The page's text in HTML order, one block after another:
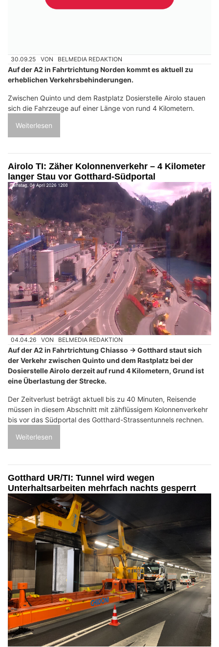
30.09.25 VON BELMEDIA REDAKTION
Auf der A2 in Fahrtrichtung Norden kommt es aktuell zu
erheblichen Verkehrsbehinderungen.
Zwischen Quinto und dem Rastplatz Dosierstelle Airolo stauen
sich die Fahrzeuge auf einer Länge von rund 4 Kilometern.
Weiterlesen
Airolo TI: Zäher Kolonnenverkehr – 4 Kilometer
langer Stau vor Gotthard-Südportal
04.04.26 VON BELMEDIA REDAKTION
Auf der A2 in Fahrtrichtung Chiasso → Gotthard staut sich
der Verkehr zwischen Quinto und dem Rastplatz bei der
Dosierstelle Airolo derzeit auf rund 4 Kilometern, Grund ist
eine Überlastung der Strecke.
Der Zeitverlust beträgt aktuell bis zu 40 Minuten, Reisende
müssen in diesem Abschnitt mit zähflüssigem Kolonnenverkehr
bis vor das Südportal des Gotthard-Strassentunnels rechnen.
Weiterlesen
Gotthard UR/TI: Tunnel wird wegen
Unterhaltsarbeiten mehrfach nachts gesperrt